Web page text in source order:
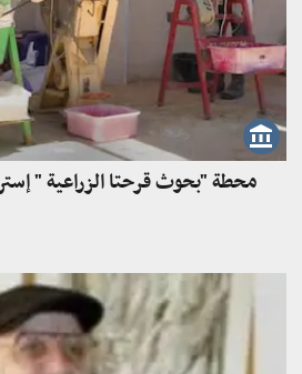
محطة "بحوث قرحتا الزراعية "